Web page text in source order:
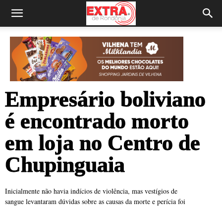
Empresário boliviano
é encontrado morto
em loja no Centro de
Chupinguaia
Inicialmente não havia indícios de violência, mas vestígios de
sangue levantaram dúvidas sobre as causas da morte e perícia foi